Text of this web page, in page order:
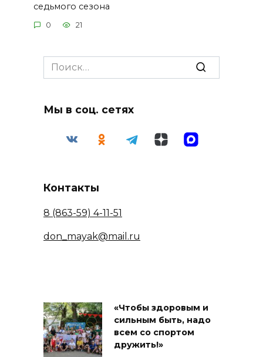
седьмого сезона
0 21
Search
for:
Мы в соц. сетях
Контакты
8 (863-59) 4-11-51
don_mayak@mail.ru
«Чтобы здоровым и
сильным быть, надо
всем со спортом
дружить!»